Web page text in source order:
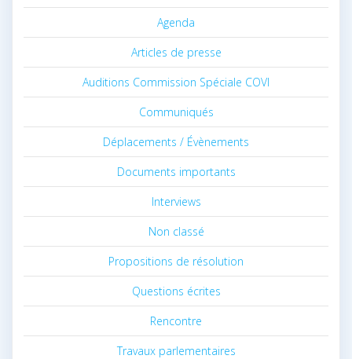
Agenda
Articles de presse
Auditions Commission Spéciale COVI
Communiqués
Déplacements / Évènements
Documents importants
Interviews
Non classé
Propositions de résolution
Questions écrites
Rencontre
Travaux parlementaires